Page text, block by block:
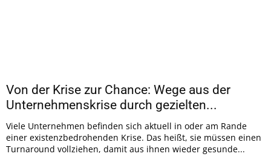
Von der Krise zur Chance: Wege aus der
Unternehmenskrise durch gezielten...
Viele Unternehmen befinden sich aktuell in oder am Rande
einer existenzbedrohenden Krise. Das heißt, sie müssen einen
Turnaround vollziehen, damit aus ihnen wieder gesunde...